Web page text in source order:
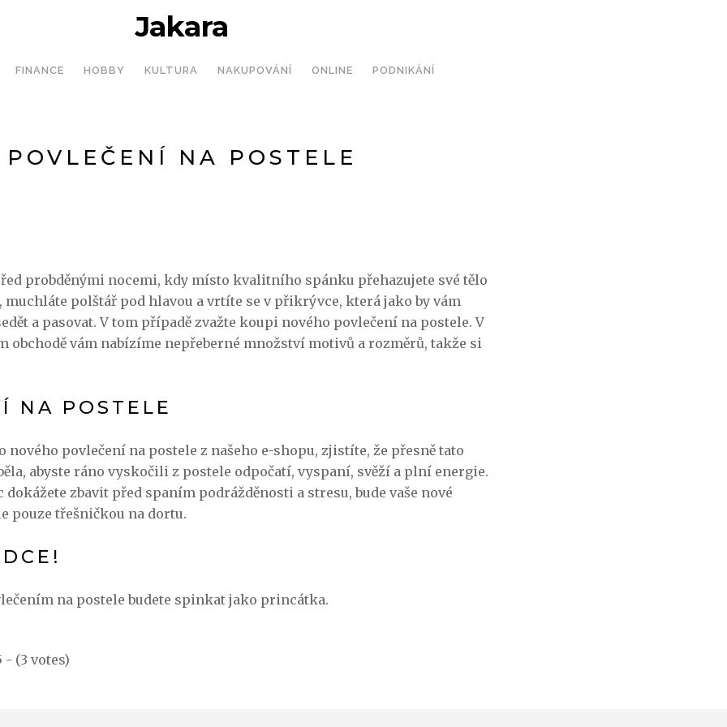
Jakara
FINANCE HOBBY KULTURA NAKUPOVÁNÍ ONLINE PODNIKÁNÍ
POVLEČENÍ NA POSTELE
probděnými nocemi, kdy místo kvalitního spánku přehazujete své tělo
muchláte polštář pod hlavou a vrtíte se v přikrývce, která jako by vám
a pasovat. V tom případě zvažte koupi nového povlečení na postele. V
obchodě vám nabízíme nepřeberné množství motivů a rozměrů, takže si
NA POSTELE
nového povlečení na postele z našeho e-shopu, zjistíte, že přesně tato
abyste ráno vyskočili z postele odpočatí, vyspaní, svěží a plní energie.
dokážete zbavit před spaním podrážděnosti a stresu, bude vaše nové
pouze třešničkou na dortu.
na postele budete spinkat jako princátka.
- (3 votes)